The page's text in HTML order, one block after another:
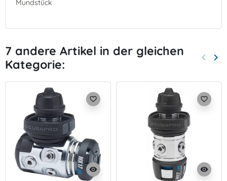
Mundstück
7 andere Artikel in der gleichen
Kategorie:
Zurück
keyboard_arrow_left keyboard_arrow_right
visibility
favorite_border
visibility
favorite_border